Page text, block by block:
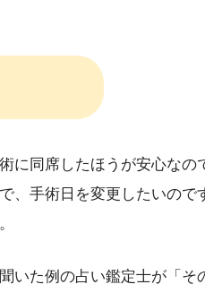
に同席したほうが安心なの
、手術日を変更したいので
いた例の占い鑑定士が「そ